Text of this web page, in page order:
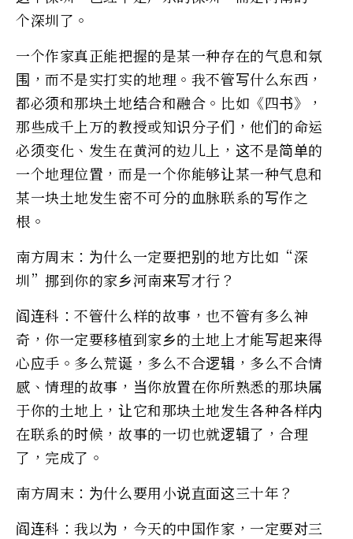
个深圳了。
一个作家真正能把握的是某一种存在的气息和氛
围，而不是实打实的地理。我不管写什么东西，
都必须和那块土地结合和融合。比如《四书》，
那些成千上万的教授或知识分子们，他们的命运
必须变化、发生在黄河的边儿上，这不是简单的
一个地理位置，而是一个你能够让某一种气息和
某一块土地发生密不可分的血脉联系的写作之
根。
南方周末：为什么一定要把别的地方比如“深
圳”挪到你的家乡河南来写才行？
阎连科：不管什么样的故事，也不管有多么神
奇，你一定要移植到家乡的土地上才能写起来得
心应手。多么荒诞，多么不合逻辑，多么不合情
感、情理的故事，当你放置在你所熟悉的那块属
于你的土地上，让它和那块土地发生各种各样内
在联系的时候，故事的一切也就逻辑了，合理
了，完成了。
南方周末：为什么要用小说直面这三十年？
阎连科：我以为，今天的中国作家，一定要对三